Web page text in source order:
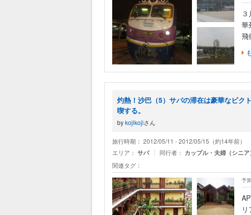
華
飛
灼熱！沙巴（5）サパの滞在は豪華なビク
喫する。
bykojikojiさん
旅行時期： 2012/05/11 - 2012/05/15（約14年前）
エリア： サパ 同行者： カップル・夫婦（シニア
関連タグ：
予算